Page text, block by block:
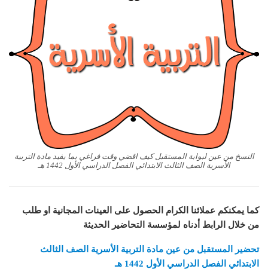
النسخ من عين لبوابة المستقبل كيف اقضي وقت فراغي بما يفيد مادة التربية
الأسرية الصف الثالث الابتدائي الفصل الدراسي الأول 1442 هـ
كما يمكنكم عملائنا الكرام الحصول على العينات المجانية او طلب
من خلال الرابط أدناه لمؤسسة التحاضير الحديثة
تحضير المستقبل من عين مادة التربية الأسرية الصف الثالث
الابتدائي الفصل الدراسي الأول 1442 هـ